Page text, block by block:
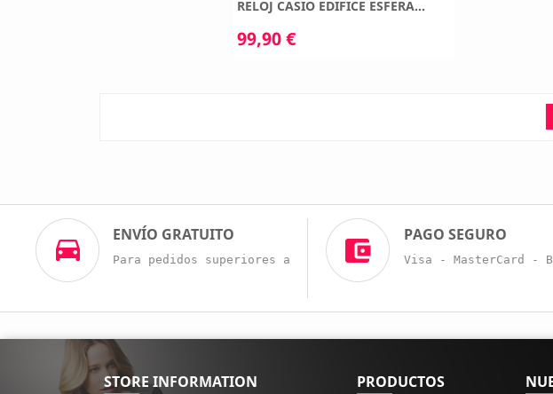
RELOJ CASIO EDIFICE ESFERA...
99,90 €
ENVÍO GRATUITO
Para pedidos superiores a 60€
PAGO SEGURO
Visa - MasterCard -
STORE INFORMATION PRODUCTOS